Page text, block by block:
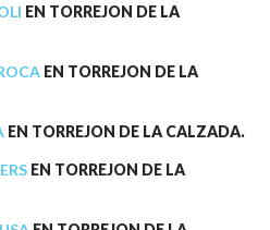
EN TORREJON DE LA
EN TORREJON DE LA
EN TORREJON DE LA CALZADA.
EN TORREJON DE LA